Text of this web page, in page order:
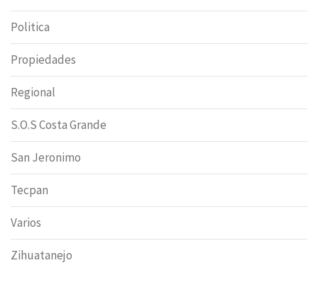
Politica
Propiedades
Regional
S.O.S Costa Grande
San Jeronimo
Tecpan
Varios
Zihuatanejo